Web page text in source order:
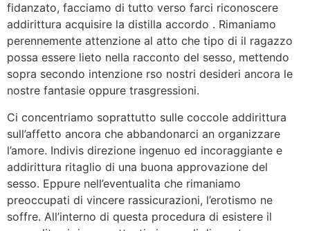
fidanzato, facciamo di tutto verso farci riconoscere
addirittura acquisire la distilla accordo . Rimaniamo
perennemente attenzione al atto che tipo di il ragazzo
possa essere lieto nella racconto del sesso, mettendo
sopra secondo intenzione rso nostri desideri ancora le
nostre fantasie oppure trasgressioni.
Ci concentriamo soprattutto sulle coccole addirittura
sull’affetto ancora che abbandonarci an organizzare
l’amore. Indivis direzione ingenuo ed incoraggiante e
addirittura ritaglio di una buona approvazione del
sesso. Eppure nell’eventualita che rimaniamo
preoccupati di vincere rassicurazioni, l’erotismo ne
soffre. All’interno di questa procedura di esistere il